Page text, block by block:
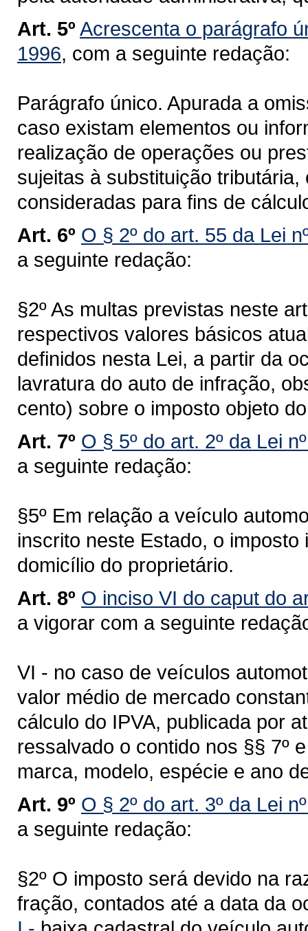
Art. 5º Acrescenta o parágrafo
1996, com a seguinte redação:
Parágrafo único. Apurada a
caso existam elementos ou
realização de operações ou
sujeitas à substituição
consideradas para fins de
Art. 6º O § 2º do art. 55 da Lei
a seguinte redação:
§2º As multas previstas neste
respectivos valores básicos
definidos nesta Lei, a partir da
lavratura do auto de infração,
cento) sobre o imposto objeto
Art. 7º O § 5º do art. 2º da Lei
a seguinte redação:
§5º Em relação a veículo
inscrito neste Estado, o
domicílio do proprietário.
Art. 8º O inciso VI do caput do
a vigorar com a seguinte
VI - no caso de veículos
valor médio de mercado
cálculo do IPVA, publicada por
ressalvado o contido nos §§ 7º
marca, modelo, espécie e ano
Art. 9º O § 2º do art. 3º da Lei
a seguinte redação:
§2º O imposto será devido na
fração, contados até a data da